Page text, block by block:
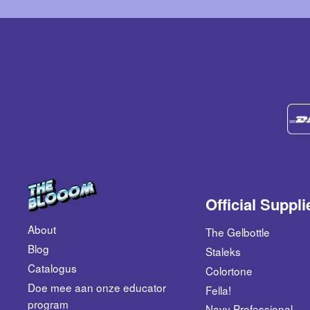
About
Blog
Catalogus
​Doe mee aan onze educator
program
Official
The Gelbottle
Staleks
Colortone
Fella!